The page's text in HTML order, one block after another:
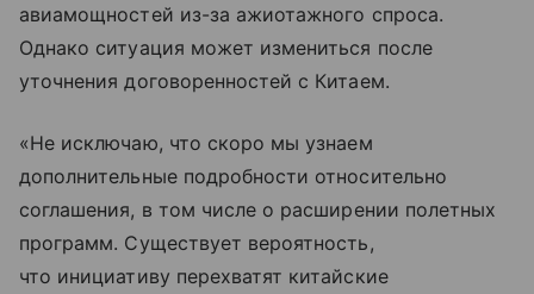
авиамощностей из-за ажиотажного спроса.
Однако ситуация может измениться после
уточнения договоренностей с Китаем.
«Не исключаю, что скоро мы узнаем
дополнительные подробности относительно
соглашения, в том числе о расширении полетных
программ. Существует вероятность,
что инициативу перехватят китайские